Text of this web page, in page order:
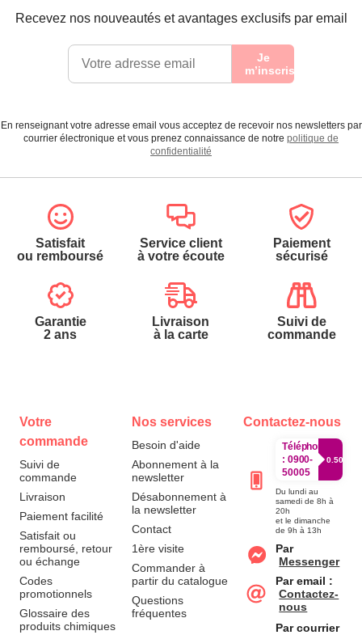
Recevez nos nouveautés et avantages exclusifs par email
Je
m’inscris
En renseignant votre adresse email vous acceptez de recevoir nos newsletters par
courrier électronique et vous prenez connaissance de notre politique de
confidentialité
Satisfait
ou remboursé
Service client
à votre écoute
Paiement
sécurisé
Garantie
2 ans
Livraison
à la carte
Suivi de
commande
Votre
commande
Suivi de
commande
Livraison
Paiement facilité
Satisfait ou
remboursé, retour
ou échange
Codes
promotionnels
Glossaire des
produits chimiques
Nos services
Besoin d'aide
Abonnement à la
newsletter
Désabonnement à
la newsletter
Contact
1ère visite
Commander à
partir du catalogue
Questions
fréquentes
Contactez-nous
Téléphone
: 0900-
50005
0.50€/
Du lundi au
samedi de 8h à
20h
et le dimanche
de 9h à 13h
Par
Messenger
Par email :
Contactez-
nous
Par courrier